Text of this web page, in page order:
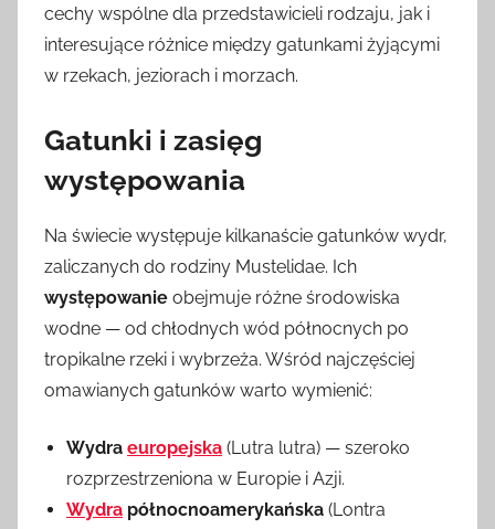
cechy wspólne dla przedstawicieli rodzaju, jak i
interesujące różnice między gatunkami żyjącymi
w rzekach, jeziorach i morzach.
Gatunki i zasięg
występowania
Na świecie występuje kilkanaście gatunków wydr,
zaliczanych do rodziny Mustelidae. Ich
występowanie obejmuje różne środowiska
wodne — od chłodnych wód północnych po
tropikalne rzeki i wybrzeża. Wśród najczęściej
omawianych gatunków warto wymienić:
Wydra europejska (Lutra lutra) — szeroko
rozprzestrzeniona w Europie i Azji.
Wydra północnoamerykańska (Lontra